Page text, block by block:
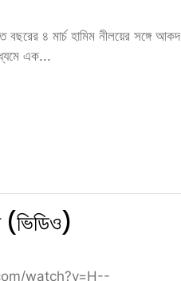
বছরের ৪ মার্চ হামিম নীলয়ের সঙ্গে আকদ
এক...
(ভিডিও)
watch?v=H--